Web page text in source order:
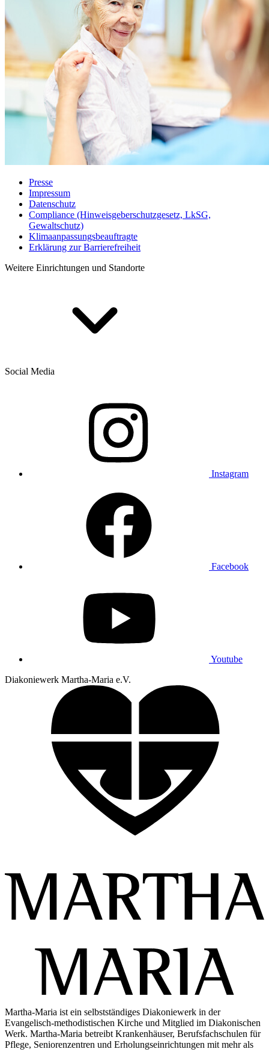
Presse
Impressum
Datenschutz
Compliance (Hinweisgeberschutzgesetz, LkSG,
Gewaltschutz)
Klimaanpassungsbeauftragte
Erklärung zur Barrierefreiheit
Weitere Einrichtungen und Standorte
Social Media
Instagram
Facebook
Youtube
Diakoniewerk Martha-Maria e.V.
Martha-Maria ist ein selbstständiges Diakoniewerk in der
Evangelisch-methodistischen Kirche und Mitglied im Diakonischen
Werk. Martha-Maria betreibt Krankenhäuser, Berufsfachschulen für
Pflege, Seniorenzentren und Erholungseinrichtungen mit mehr als